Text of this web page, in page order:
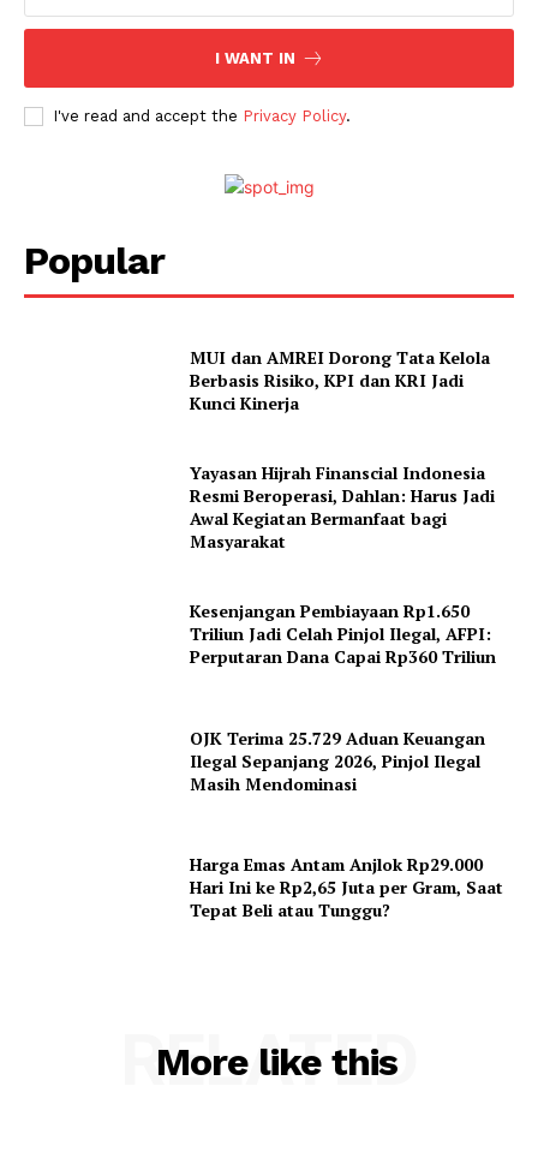
I WANT IN
I've read and accept the Privacy Policy.
Popular
MUI dan AMREI Dorong Tata Kelola
Berbasis Risiko, KPI dan KRI Jadi
Kunci Kinerja
Yayasan Hijrah Finanscial Indonesia
Resmi Beroperasi, Dahlan: Harus Jadi
Awal Kegiatan Bermanfaat bagi
Masyarakat
Kesenjangan Pembiayaan Rp1.650
Triliun Jadi Celah Pinjol Ilegal, AFPI:
Perputaran Dana Capai Rp360 Triliun
OJK Terima 25.729 Aduan Keuangan
Ilegal Sepanjang 2026, Pinjol Ilegal
Masih Mendominasi
Harga Emas Antam Anjlok Rp29.000
Hari Ini ke Rp2,65 Juta per Gram, Saat
Tepat Beli atau Tunggu?
More like this
RELATED